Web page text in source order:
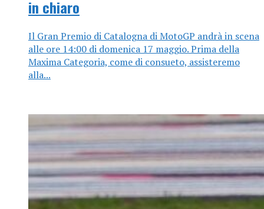
in chiaro
Il Gran Premio di Catalogna di MotoGP andrà in scena
alle ore 14:00 di domenica 17 maggio. Prima della
Maxima Categoria, come di consueto, assisteremo
alla...